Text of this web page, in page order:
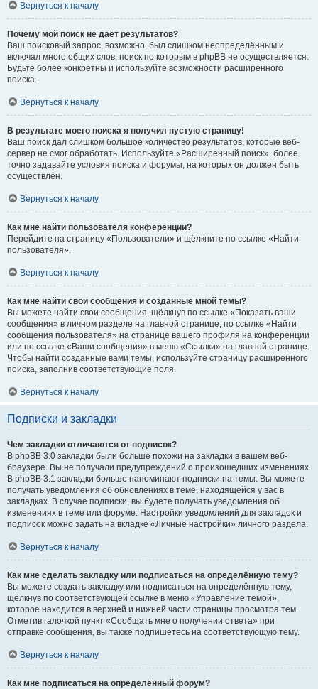
Вернуться к началу
Почему мой поиск не даёт результатов?
Ваш поисковый запрос, возможно, был слишком неопределённым и
включал много общих слов, поиск по которым в phpBB не осуществляется.
Будьте более конкретны и используйте возможности расширенного
поиска.
Вернуться к началу
В результате моего поиска я получил пустую страницу!
Ваш поиск дал слишком большое количество результатов, которые веб-
сервер не смог обработать. Используйте «Расширенный поиск», более
точно задавайте условия поиска и форумы, на которых он должен быть
осуществлён.
Вернуться к началу
Как мне найти пользователя конференции?
Перейдите на страницу «Пользователи» и щёлкните по ссылке «Найти
пользователя».
Вернуться к началу
Как мне найти свои сообщения и созданные мной темы?
Вы можете найти свои сообщения, щёлкнув по ссылке «Показать ваши
сообщения» в личном разделе на главной странице, по ссылке «Найти
сообщения пользователя» на странице вашего профиля на конференции
или по ссылке «Ваши сообщения» в меню «Ссылки» на главной странице.
Чтобы найти созданные вами темы, используйте страницу расширенного
поиска, заполнив соответствующие поля.
Вернуться к началу
Подписки и закладки
Чем закладки отличаются от подписок?
В phpBB 3.0 закладки были больше похожи на закладки в вашем веб-
браузере. Вы не получали предупреждений о произошедших изменениях.
В phpBB 3.1 закладки больше напоминают подписки на темы. Вы можете
получать уведомления об обновлениях в теме, находящейся у вас в
закладках. В случае подписки, вы будете получать уведомления об
изменениях в теме или форуме. Настройки уведомлений для закладок и
подписок можно задать на вкладке «Личные настройки» личного раздела.
Вернуться к началу
Как мне сделать закладку или подписаться на определённую тему?
Вы можете создать закладку или подписаться на определённую тему,
щёлкнув по соответствующей ссылке в меню «Управление темой»,
которое находится в верхней и нижней части страницы просмотра тем.
Отметив галочкой пункт «Сообщать мне о получении ответа» при
отправке сообщения, вы также подпишетесь на соответствующую тему.
Вернуться к началу
Как мне подписаться на определённый форум?